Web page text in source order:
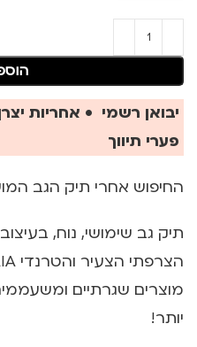
יבואן רשמי • אחריות
פערי תיווך
החיפוש אחרי תיק הגב
תיק גב שימושי, נוח,
מוצרים שגרתיים
יותר!